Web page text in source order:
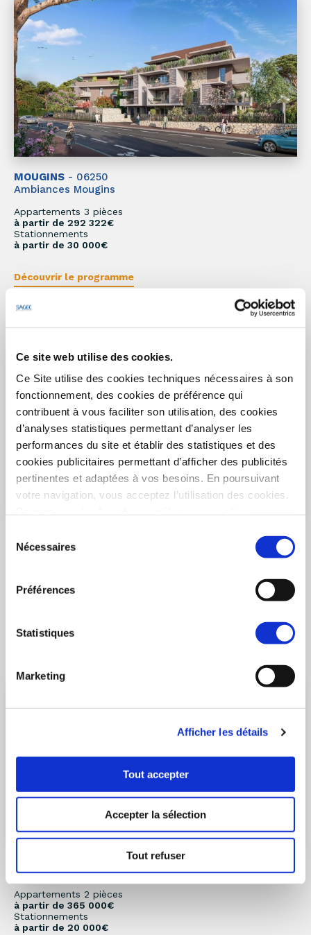
Ce site web utilise des cookies.
Ce Site utilise des cookies techniques nécessaires à son
fonctionnement, des cookies de préférence qui
contribuent à vous faciliter son utilisation, des cookies
d’analyses statistiques permettant d’analyser les
performances du site et établir des statistiques et des
cookies publicitaires permettant d’afficher des publicités
pertinentes et adaptées à vos besoins. En poursuivant
votre navigation, vous acceptez l’utilisation des cookies.
Nécessaires
Préférences
Statistiques
Marketing
Afficher les détails
Tout accepter
Accepter la sélection
Tout refuser
MOUGINS - 06250
Ambiances Mougins
Appartements 3 pièces
à partir de 292 322€
Stationnements
à partir de 30 000€
Découvrir le programme
Aranondoa
BORMES-LES-MIMOSAS- 83230
Bleu Evasion
Appartements 2 pièces
à partir de 365 000€
Stationnements
à partir de 20 000€